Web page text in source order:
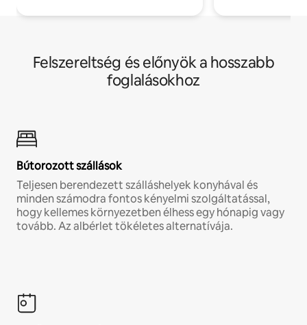
Felszereltség és előnyök a hosszabb
foglalásokhoz
Bútorozott szállások
Teljesen berendezett szálláshelyek konyhával és
minden számodra fontos kényelmi szolgáltatással,
hogy kellemes környezetben élhess egy hónapig vagy
tovább. Az albérlet tökéletes alternatívája.